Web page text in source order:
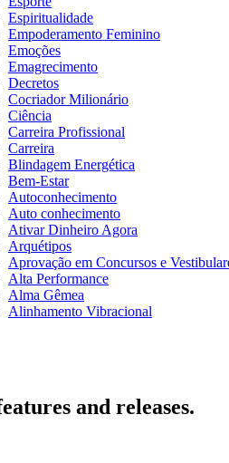
Espiritualidade
Empoderamento Feminino
Emoções
Emagrecimento
Decretos
Cocriador Milionário
Ciência
Carreira Profissional
Carreira
Blindagem Energética
Bem-Estar
Autoconhecimento
Auto conhecimento
Ativar Dinheiro Agora
Arquétipos
Aprovação em Concursos e
Alta Performance
Alma Gêmea
Alinhamento Vibracional
and releases.